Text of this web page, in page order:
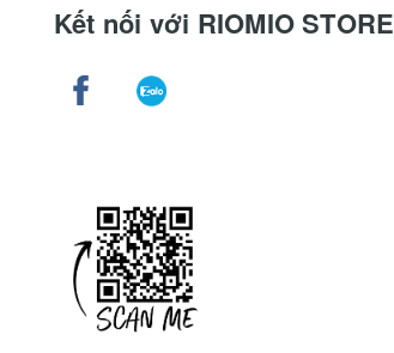
Kết nối với RIOMIO STORE